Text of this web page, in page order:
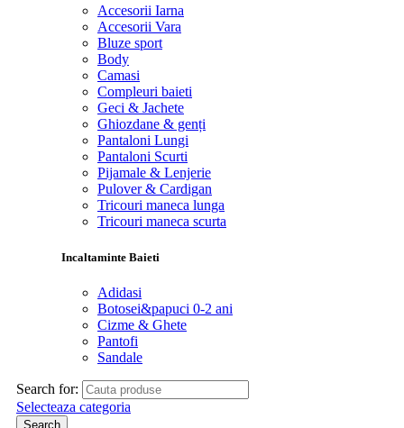
Accesorii Iarna
Accesorii Vara
Bluze sport
Body
Camasi
Compleuri baieti
Geci & Jachete
Ghiozdane & genți
Pantaloni Lungi
Pantaloni Scurti
Pijamale & Lenjerie
Pulover & Cardigan
Tricouri maneca lunga
Tricouri maneca scurta
Incaltaminte Baieti
Adidasi
Botosei&papuci 0-2 ani
Cizme & Ghete
Pantofi
Sandale
Search for:
Selecteaza categoria
Search